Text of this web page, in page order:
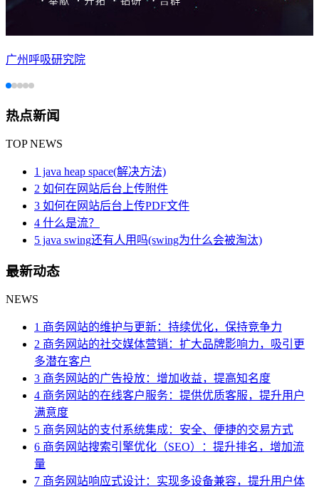
广州呼吸研究院
热点新闻
TOP NEWS
1 java heap space(解决方法)
2 如何在网站后台上传附件
3 如何在网站后台上传PDF文件
4 什么是流？
5 java swing还有人用吗(swing为什么会被淘汰)
最新动态
NEWS
1 商务网站的维护与更新：持续优化，保持竞争力
2 商务网站的社交媒体营销：扩大品牌影响力，吸引更
多潜在客户
3 商务网站的广告投放：增加收益，提高知名度
4 商务网站的在线客户服务：提供优质客服，提升用户
满意度
5 商务网站的支付系统集成：安全、便捷的交易方式
6 商务网站搜索引擎优化（SEO）：提升排名，增加流
量
7 商务网站响应式设计：实现多设备兼容，提升用户体